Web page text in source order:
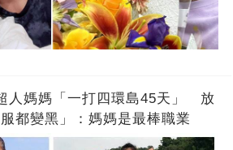
人媽媽「一打四環島45天」 放
都變黑」：媽媽是最棒職業